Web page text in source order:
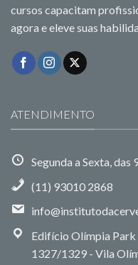
cursos capacitam
agora e eleve suas
ATENDIMENTO
Segunda a Sexta, das
(11) 93010 2868
Edifício Olímpia Park
1327/1329 - Vila